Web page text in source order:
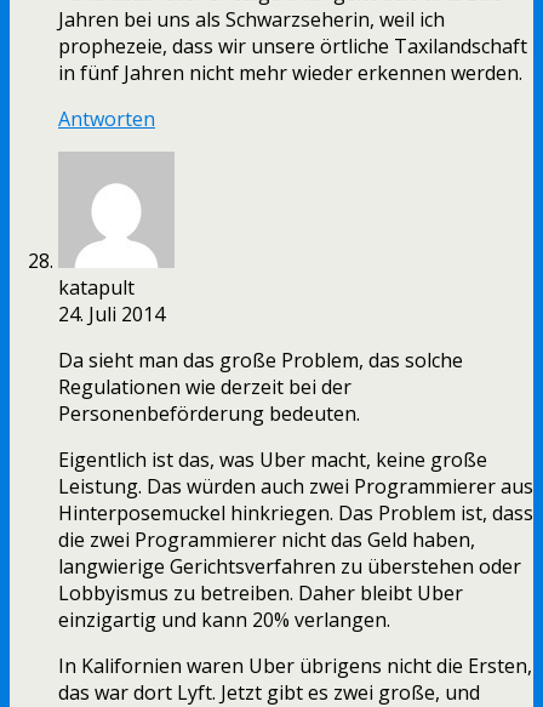
Jahren bei uns als Schwarzseherin, weil ich
prophezeie, dass wir unsere örtliche Taxilandschaft
in fünf Jahren nicht mehr wieder erkennen werden.
Antworten
katapult
24. Juli 2014
Da sieht man das große Problem, das solche
Regulationen wie derzeit bei der
Personenbeförderung bedeuten.
Eigentlich ist das, was Uber macht, keine große
Leistung. Das würden auch zwei Programmierer aus
Hinterposemuckel hinkriegen. Das Problem ist, dass
die zwei Programmierer nicht das Geld haben,
langwierige Gerichtsverfahren zu überstehen oder
Lobbyismus zu betreiben. Daher bleibt Uber
einzigartig und kann 20% verlangen.
In Kalifornien waren Uber übrigens nicht die Ersten,
das war dort Lyft. Jetzt gibt es zwei große, und